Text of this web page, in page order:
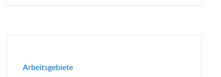
Arbeitsgebiete